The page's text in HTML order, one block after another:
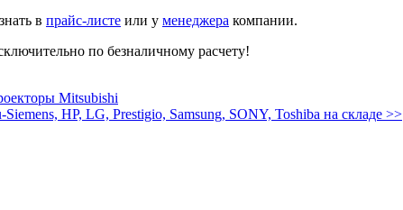
в прайс-листе или у менеджера компании.
по безналичному расчету!
Mitsubishi
HP, LG, Prestigio, Samsung, SONY, Toshiba на складе >>